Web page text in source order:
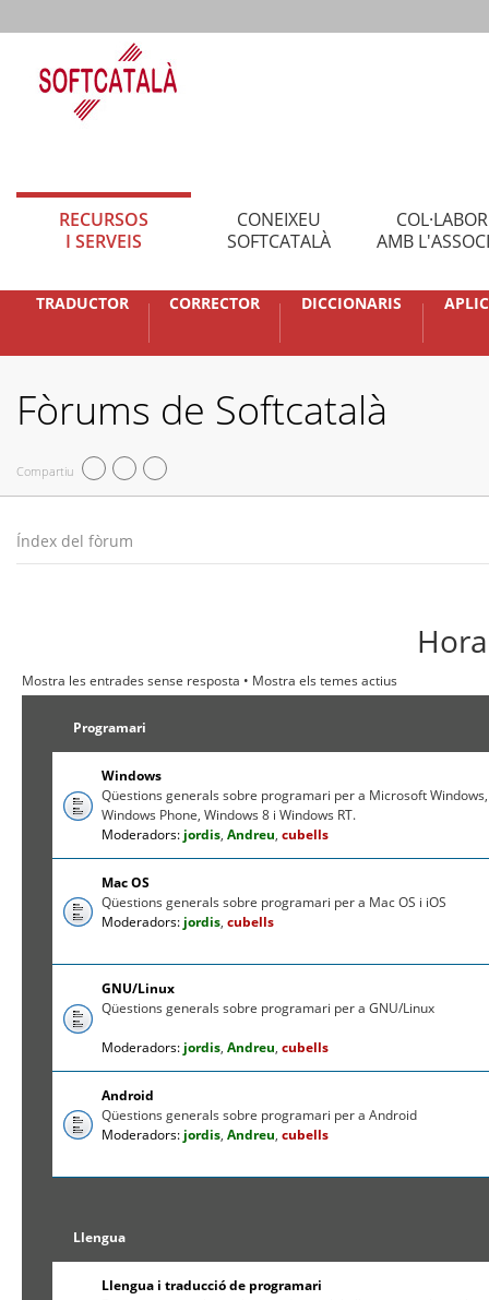
RECURSOS
I SERVEIS
CONEIXEU
SOFTCATALÀ
AMB
TRADUCTOR CORRECTOR DICCIONARIS
Fòrums de Softcatalà
Compartiu
Índex del fòrum
Mostra les entrades sense resposta • Mostra els temes actius
Programari
Windows
Qüestions generals sobre programari per a Microsoft Windows,
Windows Phone, Windows 8 i Windows RT.
Moderadors: jordis,Andreu,cubells
Mac OS
Qüestions generals sobre programari per a Mac OS i iOS
Moderadors: jordis,cubells
GNU/Linux
Qüestions generals sobre programari per a GNU/Linux
Moderadors: jordis,Andreu,cubells
Android
Qüestions generals sobre programari per a Android
Moderadors: jordis,Andreu,cubells
Llengua
Llengua i traducció de programari